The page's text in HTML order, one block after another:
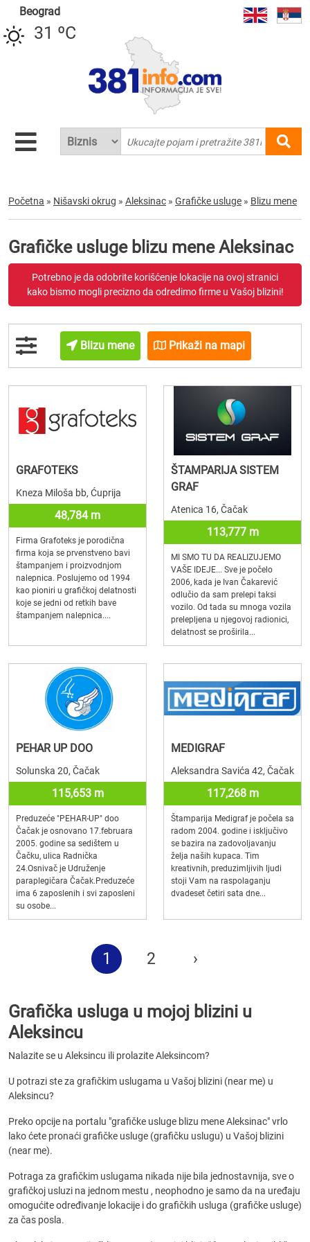
Beograd
31 ºC
Početna » Nišavski okrug » Aleksinac » Grafičke usluge » Blizu mene
Grafičke usluge blizu mene Aleksinac
Potrebno je da odobrite korišćenje lokacije na ovoj stranici
kako bismo mogli precizno da odredimo firme u Vašoj blizini!
Blizu mene Prikaži na mapi
GRAFOTEKS
Kneza Miloša bb, Ćuprija
48,784 m
Firma Grafoteks je porodična
firma koja se prvenstveno bavi
štampanjem i proizvodnjom
nalepnica. Poslujemo od 1994
kao pioniri u grafičkoj delatnosti
koje se jedni od retkih bave
štampanjem nalepnica....
ŠTAMPARIJA SISTEM
GRAF
Atenica 16, Čačak
113,777 m
MI SMO TU DA REALIZUJEMO
VAŠE IDEJE... Sve je počelo
2006, kada je Ivan Čakarević
odlučio da sam prelepi taksi
vozilo. Od tada su mnoga vozila
prelepljena u njegovoj radionici,
delatnost se proširila...
PEHAR UP DOO
Solunska 20, Čačak
115,653 m
Preduzeće "PEHAR-UP" doo
Čačak je osnovano 17.februara
2005. godine sa sedištem u
Čačku, ulica Radnička
24.Osnivač je Udruženje
paraplegičara Čačak.Preduzeće
ima 6 zaposlenih i svi zaposleni
su osobe...
MEDIGRAF
Aleksandra Savića 42, Čačak
117,268 m
Štamparija Medigraf je počela sa
radom 2004. godine i isključivo
se bazira na zadovoljavanju
želja naših kupaca. Tim
kreativnih, preduzimljivih ljudi
stoji Vam na raspolaganju
dvadeset četiri sata dne...
1 2 ›
Grafička usluga u mojoj blizini u
Aleksincu
Nalazite se u Aleksincu ili prolazite Aleksincom?
U potrazi ste za grafičkim uslugama u Vašoj blizini (near me) u
Aleksincu?
Preko opcije na portalu "grafičke usluge blizu mene Aleksinac" vrlo
lako ćete pronaći grafičke usluge (grafičku uslugu) u Vašoj blizini
(near me).
Potraga za grafičkim uslugama nikada nije bila jednostavnija, sve o
grafičkoj usluzi na jednom mestu , neophodno je samo da na uređaju
omogućite određivanje lokacije i do grafičkih usluga (grafičke usluge)
za čas posla.